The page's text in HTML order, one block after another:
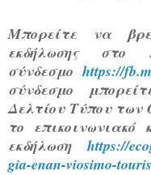
Μπορείτε να
εκδήλωσης στο
σύνδεσμοhttps://
σύνδεσμο
Δελτίου Τύπου των
το
εκδήλωση https://
gia-enan-viosimo-